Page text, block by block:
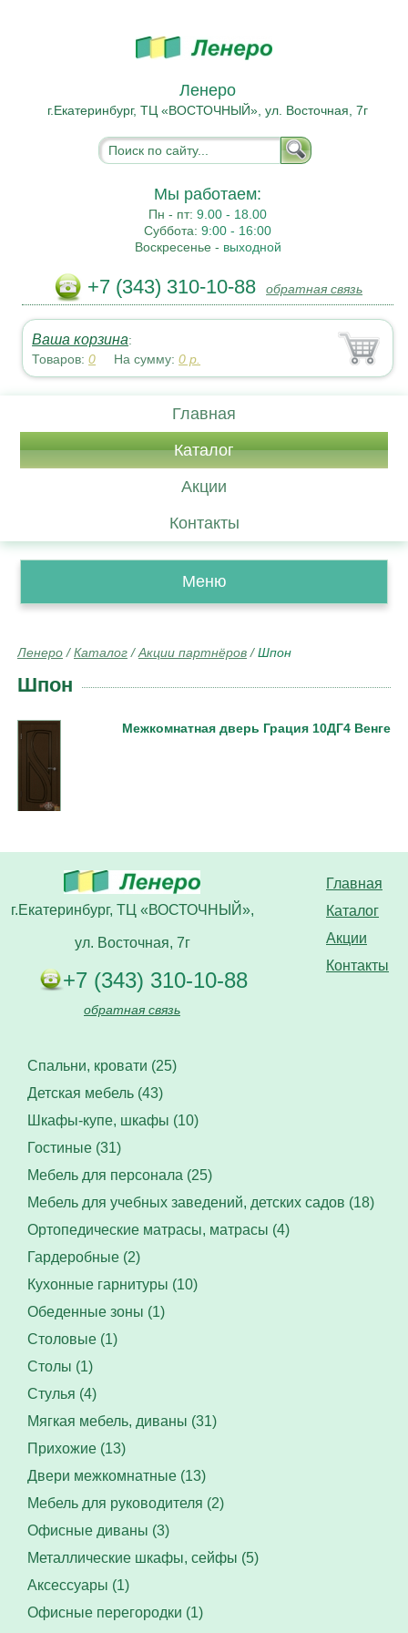
Ленеро
г.Екатеринбург, ТЦ «ВОСТОЧНЫЙ», ул. Восточная, 7г
Мы работаем:
Пн - пт:9.00 - 18.00
Суббота:9:00 - 16:00
Воскресенье - выходной
+7 (343) 310-10-88 обратная связь
Ваша корзина:
Товаров:0 На сумму:0 р.
Главная
Каталог
Акции
Контакты
Меню
Ленеро /Каталог /Акции партнёров /Шпон
Шпон
Межкомнатная дверь Грация 10ДГ4 Венге
Главная
Каталог
Акции
Контакты
г.Екатеринбург, ТЦ «ВОСТОЧНЫЙ»,
ул. Восточная, 7г
+7 (343) 310-10-88
обратная связь
Спальни, кровати (25)
Детская мебель (43)
Шкафы-купе, шкафы (10)
Гостиные (31)
Мебель для персонала (25)
Мебель для учебных заведений, детских садов (18)
Ортопедические матрасы, матрасы (4)
Гардеробные (2)
Кухонные гарнитуры (10)
Обеденные зоны (1)
Столовые (1)
Столы (1)
Стулья (4)
Мягкая мебель, диваны (31)
Прихожие (13)
Двери межкомнатные (13)
Мебель для руководителя (2)
Офисные диваны (3)
Металлические шкафы, сейфы (5)
Аксессуары (1)
Офисные перегородки (1)